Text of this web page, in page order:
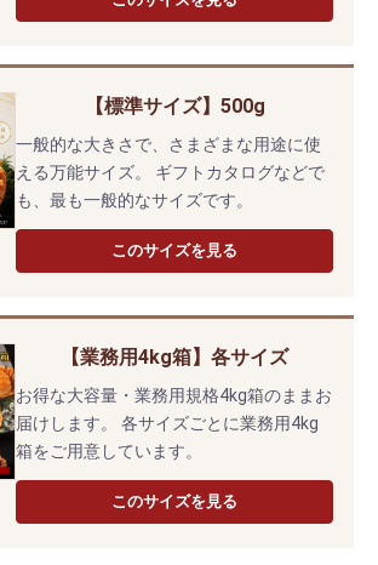
【標準サイズ】500g
一般的な大きさで、さまざまな用途に使
える万能サイズ。 ギフトカタログなどで
も、最も一般的なサイズです。
このサイズを見る
【業務用4kg箱】各サイズ
お得な大容量・業務用規格4kg箱のままお
届けします。 各サイズごとに業務用4kg
箱をご用意しています。
このサイズを見る